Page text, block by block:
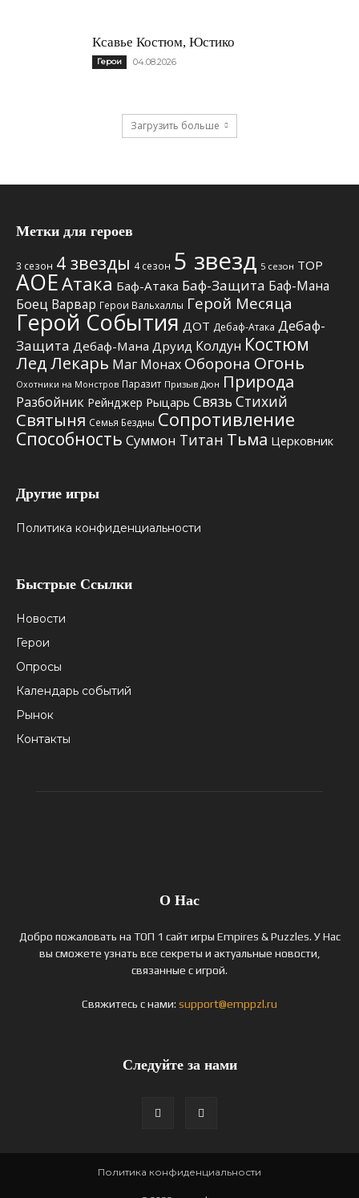
Ксавье Костюм, Юстико
Герои 04.08.2026
Загрузить больше
Метки для героев
3 сезон 4 звезды 4 сезон 5 звезд 5 сезон TOP
АОЕАтака Баф-Атака Баф-Защита Баф-Мана
Боец Варвар Герои Вальхаллы Герой Месяца
Герой События ДОТ Дебаф-Атака Дебаф-
Защита Дебаф-Мана Друид Колдун Костюм
ЛедЛекарь Маг Монах Оборона Огонь
Охотники на Монстров Паразит Призыв Дюн Природа
Разбойник Рейнджер Рыцарь Связь Стихий
Святыня Семья Бездны Сопротивление
Способность Суммон Титан Тьма Церковник
Другие игры
Политика конфиденциальности
Быстрые Ссылки
Новости
Герои
Опросы
Календарь событий
Рынок
Контакты
О Нас
Добро пожаловать на ТОП 1 сайт игры Empires & Puzzles. У Нас
вы сможете узнать все секреты и актуальные новости,
связанные с игрой.
Свяжитесь с нами: support@emppzl.ru
Следуйте за нами
Политика конфиденциальности